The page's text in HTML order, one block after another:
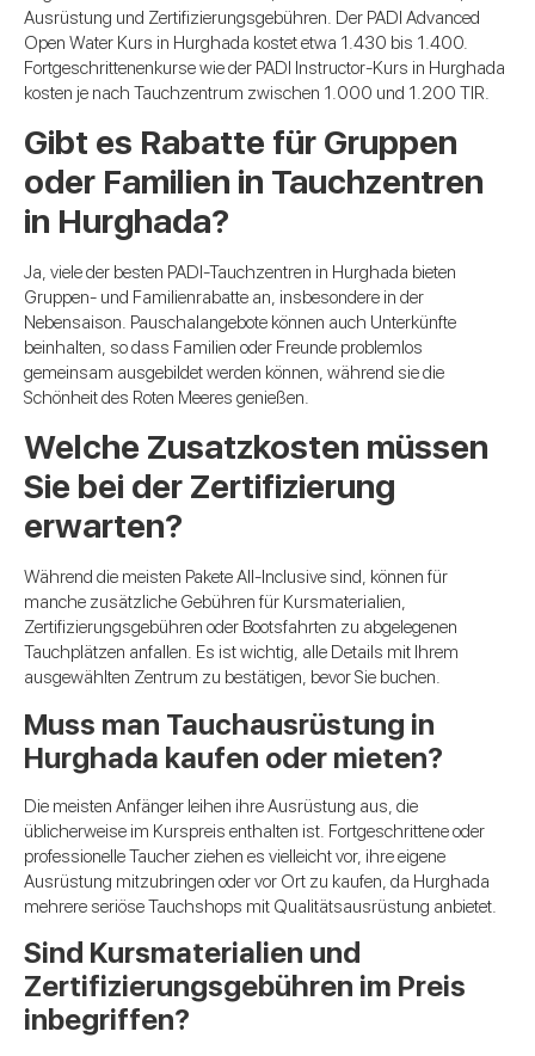
Ausrüstung und Zertifizierungsgebühren. Der PADI Advanced
Open Water Kurs in Hurghada kostet etwa 1.430 bis 1.400.
Fortgeschrittenenkurse wie der PADI Instructor-Kurs in Hurghada
kosten je nach Tauchzentrum zwischen 1.000 und 1.200 TIR.
Gibt es Rabatte für Gruppen
oder Familien in Tauchzentren
in Hurghada?
Ja, viele der besten PADI-Tauchzentren in Hurghada bieten
Gruppen- und Familienrabatte an, insbesondere in der
Nebensaison. Pauschalangebote können auch Unterkünfte
beinhalten, so dass Familien oder Freunde problemlos
gemeinsam ausgebildet werden können, während sie die
Schönheit des Roten Meeres genießen.
Welche Zusatzkosten müssen
Sie bei der Zertifizierung
erwarten?
Während die meisten Pakete All-Inclusive sind, können für
manche zusätzliche Gebühren für Kursmaterialien,
Zertifizierungsgebühren oder Bootsfahrten zu abgelegenen
Tauchplätzen anfallen. Es ist wichtig, alle Details mit Ihrem
ausgewählten Zentrum zu bestätigen, bevor Sie buchen.
Muss man Tauchausrüstung in
Hurghada kaufen oder mieten?
Die meisten Anfänger leihen ihre Ausrüstung aus, die
üblicherweise im Kurspreis enthalten ist. Fortgeschrittene oder
professionelle Taucher ziehen es vielleicht vor, ihre eigene
Ausrüstung mitzubringen oder vor Ort zu kaufen, da Hurghada
mehrere seriöse Tauchshops mit Qualitätsausrüstung anbietet.
Sind Kursmaterialien und
Zertifizierungsgebühren im Preis
inbegriffen?